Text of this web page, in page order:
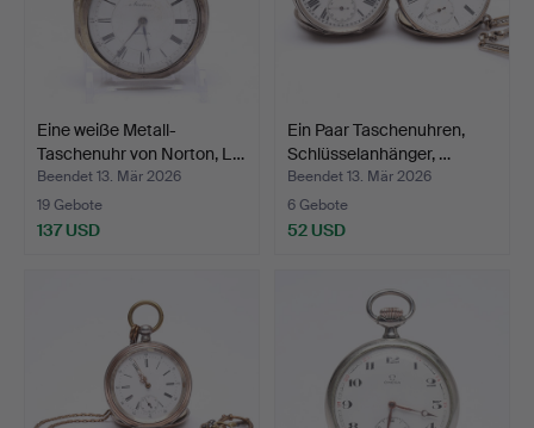
Eine weiße Metall-
Taschenuhr von Norton, L…
Beendet 13. Mär 2026
19 Gebote
137 USD
Ein Paar Taschenuhren,
Schlüsselanhänger, …
Beendet 13. Mär 2026
6 Gebote
52 USD